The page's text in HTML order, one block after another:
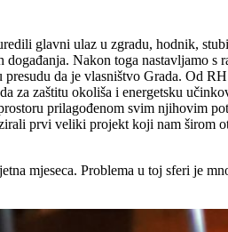
glavni ulaz u zgradu, hodnik,
događanja. Nakon toga nastavljamo s
da je vlasništvo Grada. Od
za zaštitu okoliša i energetsku
prilagođenom svim njihovim
prvi veliki projekt koji nam širom
mjeseca. Problema u toj sferi je